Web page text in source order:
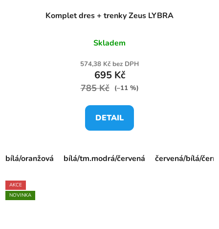
Komplet dres + trenky Zeus LYBRA
Skladem
574,38 Kč bez DPH
695 Kč
785 Kč (–11 %)
DETAIL
bílá/oranžová bílá/tm.modrá/červená červená/bílá/
AKCE
NOVINKA